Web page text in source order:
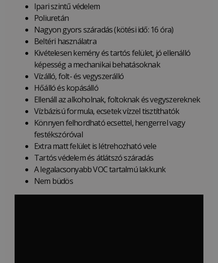
Ipari szintű védelem
Poliuretán
Nagyon gyors száradás (kötési idő: 16 óra)
Beltéri használatra
Kivételesen kemény és tartós felület, jó ellenálló
képesség a mechanikai behatásoknak
Vízálló, folt- és vegyszerálló
Hőálló és kopásálló
Ellenáll az alkoholnak, foltoknak és vegyszereknek
Vízbázisú formula, ecsetek vízzel tisztíthatók
Könnyen felhordható ecsettel, hengerrel vagy
festékszóróval
Extra matt felület is létrehozható vele
Tartós védelem és átlátszó száradás
A legalacsonyabb VOC tartalmú lakkunk
Nem büdös